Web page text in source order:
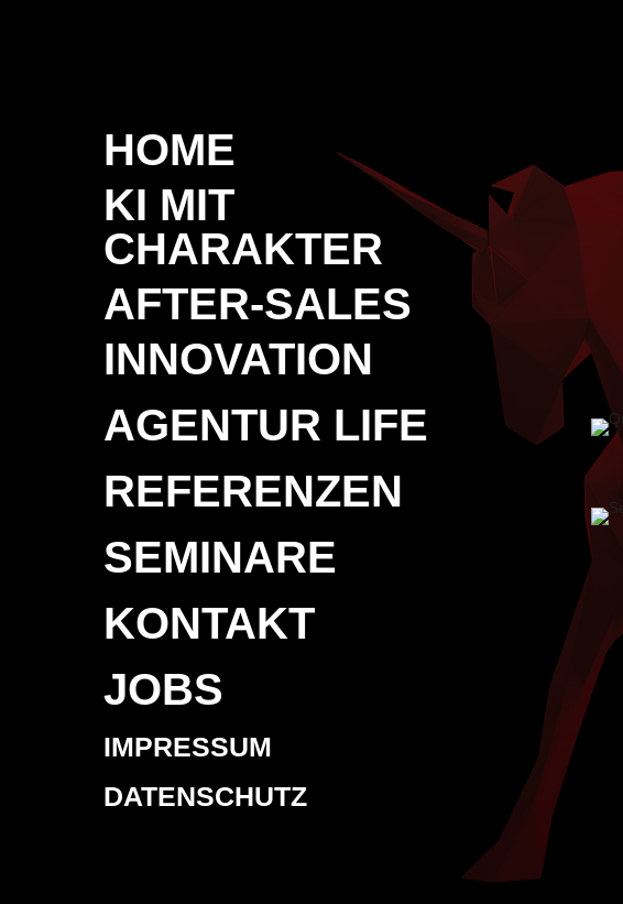
HOME
KI MIT
CHARAKTER
AFTER-SALES
INNOVATION
AGENTUR LIFE
REFERENZEN
SEMINARE
KONTAKT
JOBS
IMPRESSUM
DATENSCHUTZ